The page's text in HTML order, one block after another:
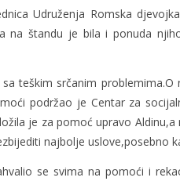
Udruženja Romska
na štandu je bila i ponuda
teškim srčanim
podržao je Centar za
je za pomoć upravo
najbolje uslove,posebno
se svima na pomoći i